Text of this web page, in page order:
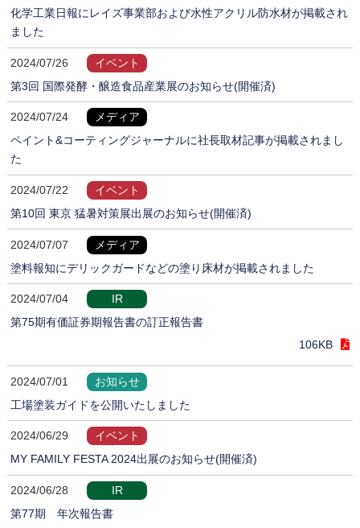
化学工業日報にレイズ事業部および水性アクリル防水材が掲載され
ました
2024/07/26
イベント
第3回 国際発酵・醸造食品産業展のお知らせ(開催済)
2024/07/24
メディア
ペイント&コーティングジャーナルに社長取材記事が掲載されまし
た
2024/07/22
イベント
第10回 東京 猛暑対策展出展のお知らせ(開催済)
2024/07/07
メディア
塗料報知にデリックガードなどの塗り床材が掲載されました
2024/07/04
IR
第75期有価証券期報告書の訂正報告書
106KB
2024/07/01
お知らせ
工場塗装ガイドを公開いたしました
2024/06/29
イベント
MY FAMILY FESTA 2024出展のお知らせ(開催済)
2024/06/28
IR
第77期 年次報告書